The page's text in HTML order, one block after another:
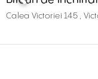
Calea Victoriei 145 ,